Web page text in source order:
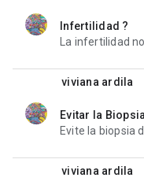
Infertilidad ?
unread,
viviana ardila
Evitar la
unread,
viviana ardila